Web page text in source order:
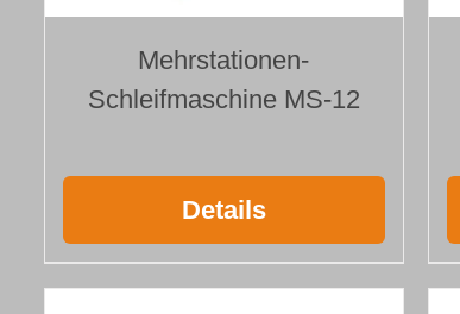
Mehrstationen-
Schleifmaschine MS-12
Details